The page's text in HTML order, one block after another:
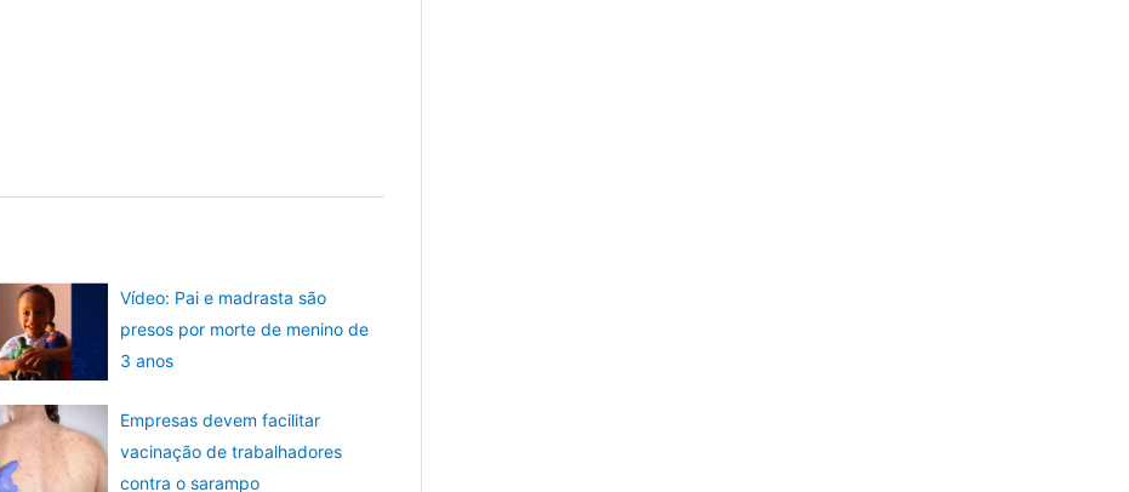
Vídeo: Pai e madrasta são
presos por morte de menino de
3 anos
Empresas devem facilitar
vacinação de trabalhadores
contra o sarampo